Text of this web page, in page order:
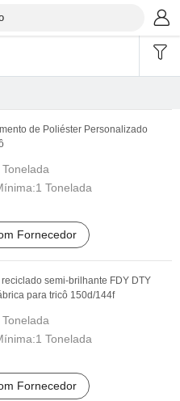
de Poliéster Personalizado
Tonelada
1 Tonelada
Fornecedor
semi-brilhante FDY DTY
para tricô 150d/144f
Tonelada
1 Tonelada
Fornecedor